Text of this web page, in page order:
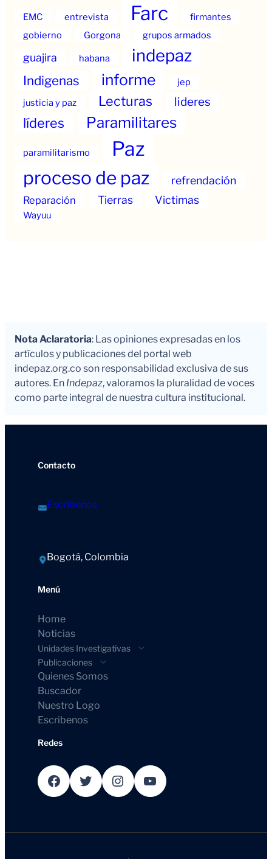
EMC entrevista Farc
firmantes
gobierno
Gorgona grupos armados
guajira habana indepaz
Indigenas informe
jep
justicia y paz
Lecturas lideres
líderes Paramilitares
paramilitarismo Paz
proceso de paz refrendación
Reparación Tierras Victimas
Wayuu
Nota Aclaratoria: Las opiniones expresadas en los
artículos y publicaciones del portal web
indepaz.org.co son responsabilidad exclusiva de sus
autores. En Indepaz, valoramos la pluralidad de voces
como parte integral de nuestra cultura institucional.
Contacto
Escríbenos
Bogotá, Colombia
Menú
Home
Noticias
Unidades Investigativas
Publicaciones
Quienes Somos
Buscador
Nuestro Logo
Escribenos
Redes
Facebook Twitter Instagram YouTube